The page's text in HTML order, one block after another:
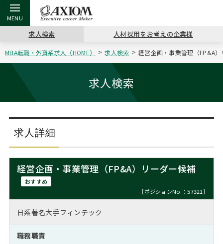
戻る
アクシアムの特長
戻る
コンサ
サービス案内
戻る
キャリ
コンサルタントの紹介
戻る
キャリア支援 TOP
キャリアデザイン講座
（最新求人市場動向）
戻る
MBAの
ステージ別アドバイス
MBAの転職事例
MBAからのFAQ
MBA留学生数の推移
戻る
日本か
インターン受入企業一覧
戻る
転職ツール TOP
英文レジュメの書き方
戻る
パワー
職務経歴書の書き方
よくある面接Q&A集
戻る
転職コラム TOP
“展”職相談室
転職市場の明日をよめ
転職成功への4つの鍵
注目企業インタビュー
戻る
イベント・セミナー TOP
ジョブフェア
キャリアデザインセミナー
キャリアフォーラム
Career Talk Live
戻る
会社概要 TOP
沿革
主なクライアント
採用情報
ニュースリリース
求人検索 人材採用をお考えの企業様
MBA転職・外資系求人（HOME） 求人検索 経営企画・事業管理（FP&A
求人検索
求人詳細
経営企画・事業管理（FP&A）リーダー候補
おすすめ
［ポジションNo.：57321］
日系著名大手フィンテック
職務職責